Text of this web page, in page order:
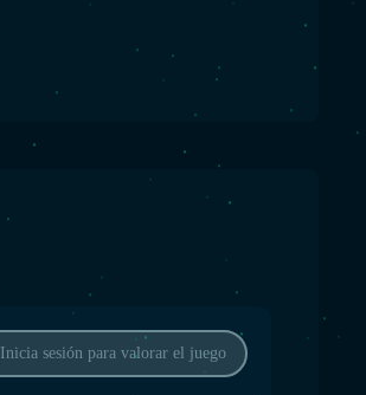
Inicia sesión para valorar el juego